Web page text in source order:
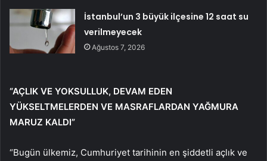
İstanbul’un 3 büyük ilçesine 12 saat su
verilmeyecek
Ağustos 7, 2026
“AÇLIK VE YOKSULLUK, DEVAM EDEN
YÜKSELTMELERDEN VE MASRAFLARDAN YAĞMURA
MARUZ KALDI”
“Bugün ülkemiz, Cumhuriyet tarihinin en şiddetli açlık ve